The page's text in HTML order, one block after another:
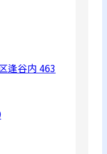
逢谷内 463